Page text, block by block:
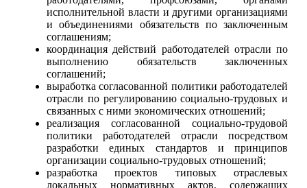
исполнительной власти и другими организациями
и объединениями обязательств по заключенным
соглашениям;
координация действий работодателей отрасли по
выполнению обязательств заключенных
соглашений;
выработка согласованной политики работодателей
отрасли по регулированию социально-трудовых и
связанных с ними экономических отношений;
реализация согласованной социально-трудовой
политики работодателей отрасли посредством
разработки единых стандартов и принципов
организации социально-трудовых отношений;
разработка проектов типовых отраслевых
локальных нормативных актов, содержащих